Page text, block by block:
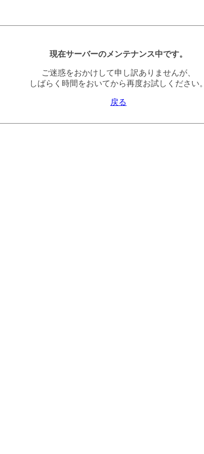
現在サーバーのメンテナンス中です。
ご迷惑をおかけして申し訳ありませんが、
しばらく時間をおいてから再度お試しください。
戻る